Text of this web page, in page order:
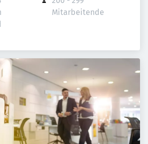
Mitarbeitende